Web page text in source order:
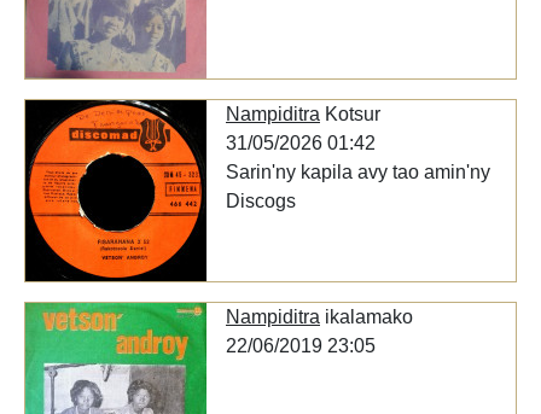
Nampiditra Kotsur
31/05/2026 01:42
Sarin'ny kapila avy tao amin'ny
Discogs
Nampiditra ikalamako
22/06/2019 23:05